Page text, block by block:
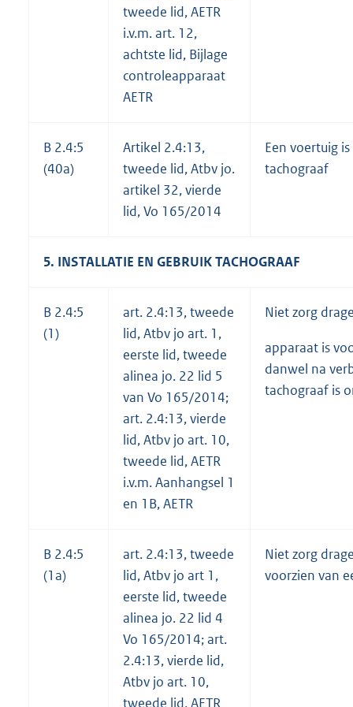
tweede lid, AETR
i.v.m. art. 12,
achtste lid, Bijlage
controleapparaat
AETR
B 2.4:5
(40a)
Artikel 2.4:13,
tweede lid, Atbv jo.
artikel 32, vierde
lid, Vo 165/2014
Een voertuig
tachograaf
5. INSTALLATIE EN GEBRUIK TACHOGRAAF
B 2.4:5
(1)
art. 2.4:13, tweede
lid, Atbv jo art. 1,
eerste lid, tweede
alinea jo. 22 lid 5
van Vo 165/2014;
art. 2.4:13, vierde
lid, Atbv jo art. 10,
tweede lid, AETR
i.v.m. Aanhangsel 1
en 1B, AETR
Niet zorg
apparaat is
danwel na
tachograaf is
B 2.4:5
(1a)
art. 2.4:13, tweede
lid, Atbv jo art 1,
eerste lid, tweede
alinea jo. 22 lid 4
Vo 165/2014; art.
2.4:13, vierde lid,
Atbv jo art. 10,
tweede lid, AETR
Niet zorg
voorzien van